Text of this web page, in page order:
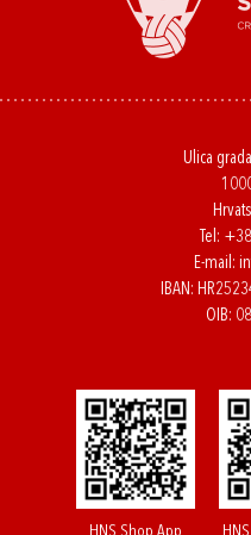
Ulica
Tel:
E-mail:
IBAN:
OIB:
HNS Shop App